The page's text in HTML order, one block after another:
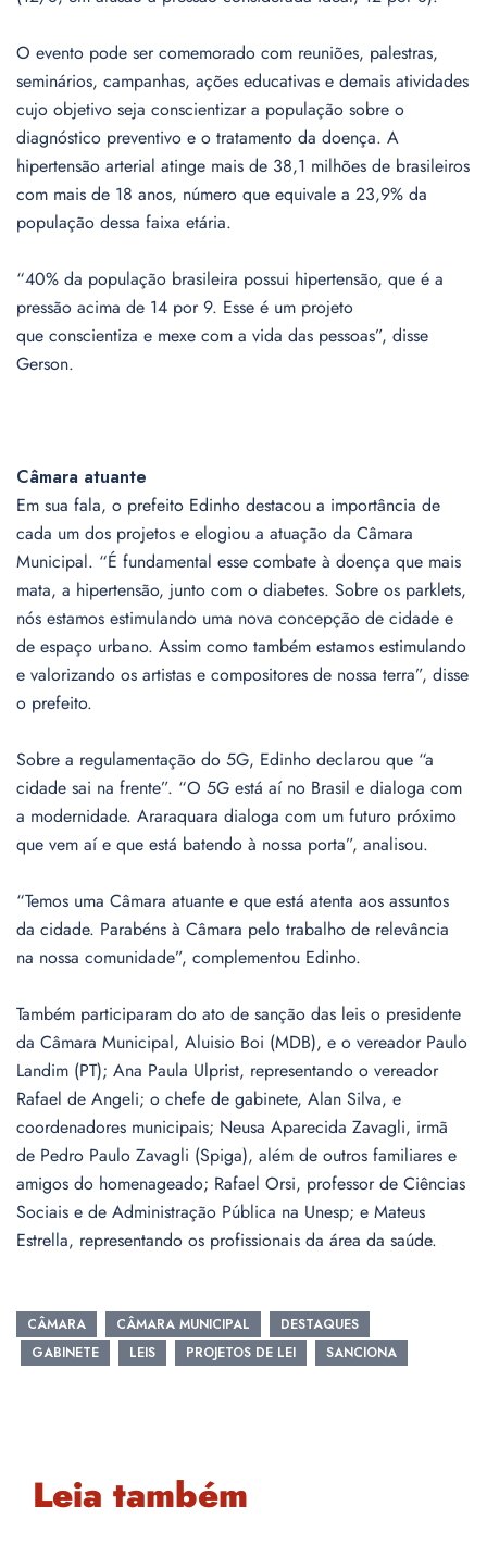
O evento pode ser comemorado com reuniões, palestras,
seminários, campanhas, ações educativas e demais atividades
cujo objetivo seja conscientizar a população sobre o
diagnóstico preventivo e o tratamento da doença. A
hipertensão arterial atinge mais de 38,1 milhões de brasileiros
com mais de 18 anos, número que equivale a 23,9% da
população dessa faixa etária.
“40% da população brasileira possui hipertensão, que é a
pressão acima de 14 por 9. Esse é um projeto
que conscientiza e mexe com a vida das pessoas”, disse
Gerson.
Câmara atuante
Em sua fala, o prefeito Edinho destacou a importância de
cada um dos projetos e elogiou a atuação da Câmara
Municipal. “É fundamental esse combate à doença que mais
mata, a hipertensão, junto com o diabetes. Sobre os parklets,
nós estamos estimulando uma nova concepção de cidade e
de espaço urbano. Assim como também estamos estimulando
e valorizando os artistas e compositores de nossa terra”, disse
o prefeito.
Sobre a regulamentação do 5G, Edinho declarou que “a
cidade sai na frente”. “O 5G está aí no Brasil e dialoga com
a modernidade. Araraquara dialoga com um futuro próximo
que vem aí e que está batendo à nossa porta”, analisou.
“Temos uma Câmara atuante e que está atenta aos assuntos
da cidade. Parabéns à Câmara pelo trabalho de relevância
na nossa comunidade”, complementou Edinho.
Também participaram do ato de sanção das leis o presidente
da Câmara Municipal, Aluisio Boi (MDB), e o vereador Paulo
Landim (PT); Ana Paula Ulprist, representando o vereador
Rafael de Angeli; o chefe de gabinete, Alan Silva, e
coordenadores municipais; Neusa Aparecida Zavagli, irmã
de Pedro Paulo Zavagli (Spiga), além de outros familiares e
amigos do homenageado; Rafael Orsi, professor de Ciências
Sociais e de Administração Pública na Unesp; e Mateus
Estrella, representando os profissionais da área da saúde.
CÂMARA CÂMARA MUNICIPAL
DESTAQUES
GABINETE
LEIS PROJETOS DE LEI SANCIONA
Leia também